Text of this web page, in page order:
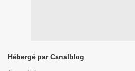
Hébergé par Canalblog